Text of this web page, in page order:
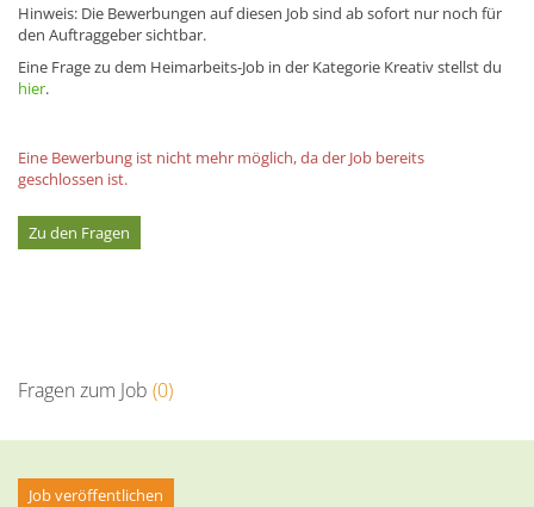
Hinweis: Die Bewerbungen auf diesen Job sind ab sofort nur noch für
den Auftraggeber sichtbar.
Eine Frage zu dem Heimarbeits-Job in der Kategorie Kreativ stellst du
hier.
Eine Bewerbung ist nicht mehr möglich, da der Job bereits
geschlossen ist.
Zu den Fragen
Fragen zum Job (0)
Job veröffentlichen